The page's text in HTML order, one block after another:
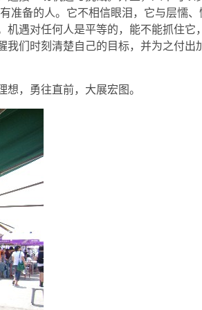
准备的人。它不相信眼泪，它与层懦、
遇对任何人是平等的，能不能抓住它，
我们时刻清楚自己的目标，并为之付出
，勇往直前，大展宏图。